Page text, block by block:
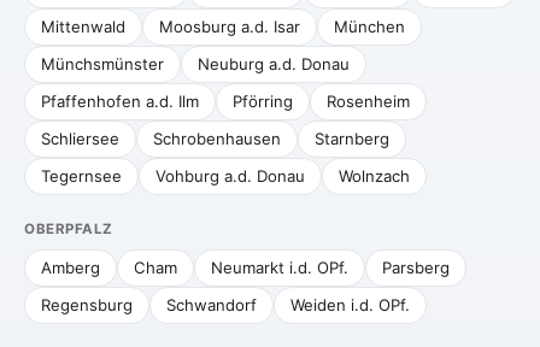
Mittenwald
Moosburg a.d. Isar
München
Münchsmünster
Neuburg a.d. Donau
Pfaffenhofen a.d. Ilm
Pförring
Rosenheim
Schliersee
Schrobenhausen
Starnberg
Tegernsee
Vohburg a.d. Donau Wolnzach
OBERPFALZ
Amberg Cham Neumarkt i.d. OPf.
Parsberg
Regensburg
Schwandorf Weiden i.d. OPf.